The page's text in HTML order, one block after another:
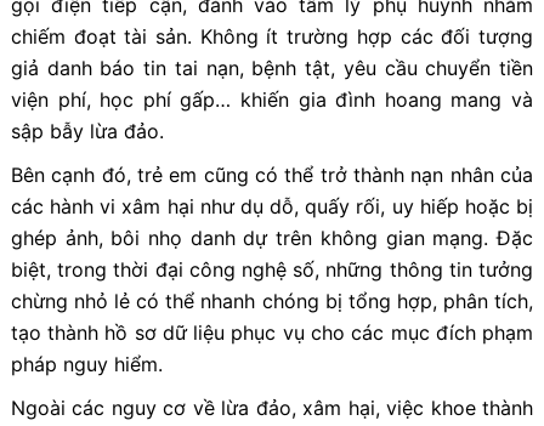
gọi điện tiếp cận, đánh vào tâm lý phụ huynh nhằm
chiếm đoạt tài sản. Không ít trường hợp các đối tượng
giả danh báo tin tai nạn, bệnh tật, yêu cầu chuyển tiền
viện phí, học phí gấp… khiến gia đình hoang mang và
sập bẫy lừa đảo.
Bên cạnh đó, trẻ em cũng có thể trở thành nạn nhân của
các hành vi xâm hại như dụ dỗ, quấy rối, uy hiếp hoặc bị
ghép ảnh, bôi nhọ danh dự trên không gian mạng. Đặc
biệt, trong thời đại công nghệ số, những thông tin tưởng
chừng nhỏ lẻ có thể nhanh chóng bị tổng hợp, phân tích,
tạo thành hồ sơ dữ liệu phục vụ cho các mục đích phạm
pháp nguy hiểm.
Ngoài các nguy cơ về lừa đảo, xâm hại, việc khoe thành